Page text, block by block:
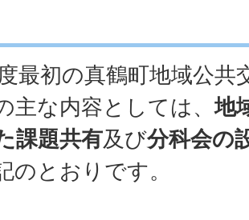
最初の真鶴町地域公共
主な内容としては、地
課題共有及び分科会の
のとおりです。